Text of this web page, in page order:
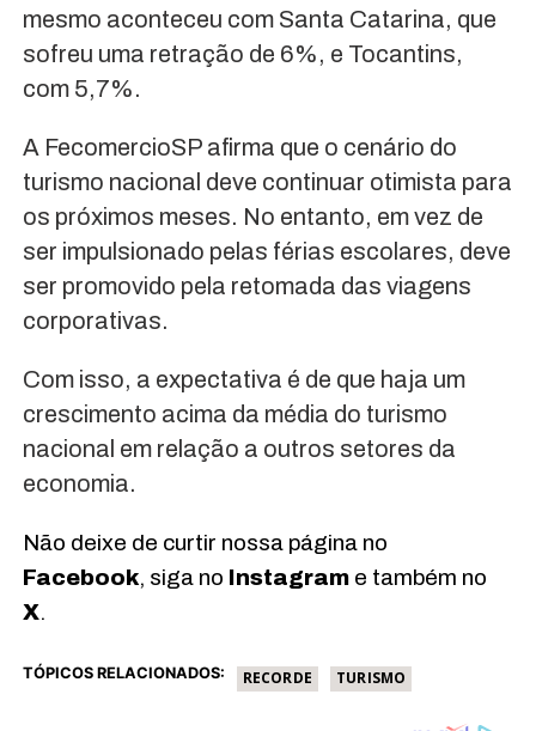
mesmo aconteceu com Santa Catarina, que
sofreu uma retração de 6%, e Tocantins,
com 5,7%.
A FecomercioSP afirma que o cenário do
turismo nacional deve continuar otimista para
os próximos meses. No entanto, em vez de
ser impulsionado pelas férias escolares, deve
ser promovido pela retomada das viagens
corporativas.
Com isso, a expectativa é de que haja um
crescimento acima da média do turismo
nacional em relação a outros setores da
economia.
Não deixe de curtir nossa página no
Facebook, siga no Instagrame também no
X.
TÓPICOS RELACIONADOS: RECORDE TURISMO